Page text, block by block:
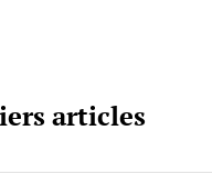
articles